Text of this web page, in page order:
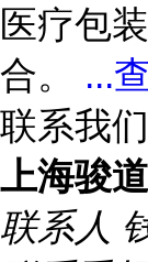
医疗包
合。 ...
联系我们
上海骏
联系人